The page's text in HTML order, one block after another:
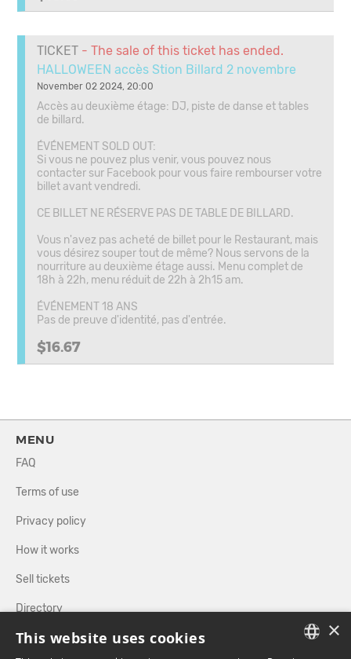
TICKET - The sale of this ticket has ended.
HALLOWEEN accès Stion Billard 2 novembre
November 02 2024, 20:00
Accès au deuxième étage: DJ, piste de danse et tables
de billard.
ÉVÉNEMENT SOLD OUT:
Si vous ne pouvez plus venir, vous pouvez nous
contacter sur Facebook pour vous faire rembourser votre
billet avant vendredi.
CE BILLET NE RÉSERVE PAS DE TABLE DE BILLARD.
Vous n'avez pas acheté de billet pour le Restaurant, mais
vous désirez souper tout de même? Nous servons de la
nourriture au deuxième étage aussi. Menu complet de
18h à 22h, menu réduit de 22h à 2h15 am.
ÉVÉNEMENT 18 ANS
Pas de preuve d'identité, pas d'entrée.
$16.67
MENU
FAQ
Terms of use
Privacy policy
How it works
Sell tickets
Directory
FOLLOW US
×
This website uses cookies